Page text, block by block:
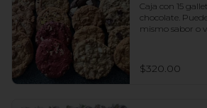
Caja con 15
chocolate.
mismo sabor o
$320.00